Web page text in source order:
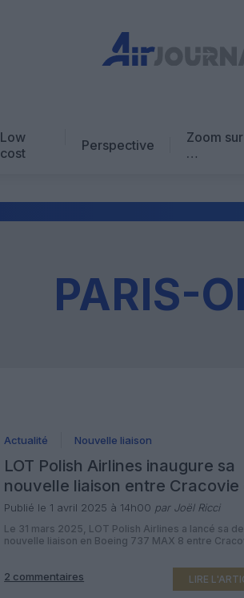
Low
cost
Perspective
Zoom sur
…
Vidéo
PARIS-
Actualité Nouvelle liaison
LOT Polish Airlines inaugure sa
nouvelle liaison entre Cracovie
Paris-Orly
Publié le 1 avril 2025 à 14h00 par Joël Ricci
Le 31 mars 2025, LOT Polish Airlines a lancé sa
nouvelle liaison en Boeing 737 MAX 8 entre
de Cracovie à Paris-Orly seront proposés six fois
semaine (tous les jours, sauf le mardi). À partir de
les avions de la compagnie nationale […]
2 commentaires LIRE